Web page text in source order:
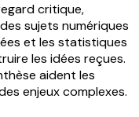
critique,
sujets numériques
et les statistiques
les idées reçues.
aident les
enjeux complexes.